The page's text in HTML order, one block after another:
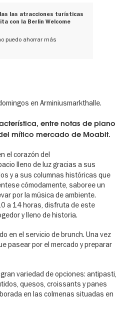
las atracciones turísticas
con la Berlin Welcome
puedo ahorrar más
en Arminiusmarkthalle.
entre notas de piano
mítico mercado de Moabit.
el corazón del
lleno de luz gracias a sus
y a sus columnas históricas que
cómodamente, saboree un
por la música de ambiente.
a 14 horas, disfruta de este
y lleno de historia.
en el servicio de brunch. Una vez
pasear por el mercado y preparar
variedad de opciones: antipasti,
quesos, croissants y panes
en las colmenas situadas en